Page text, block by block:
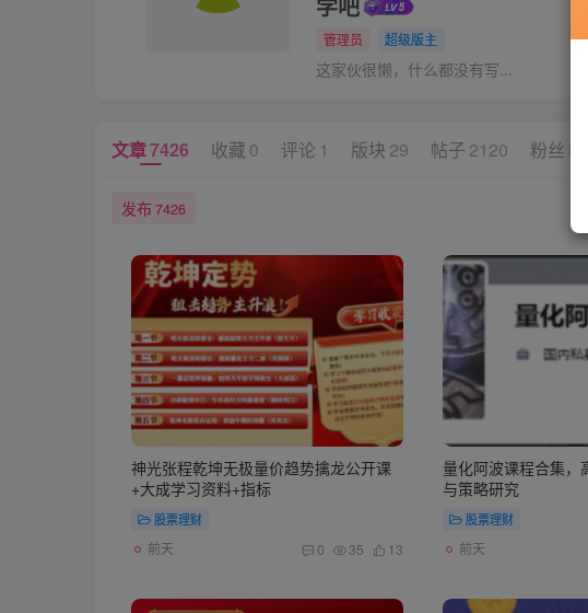
管理员 超级版主
这家伙很懒，什么都没有写...
文章7426 收藏 0 评论 1 版块 29 帖子 2120 粉丝 5
发布7426
神光张程乾坤无极量价趋势擒龙公开课
+大成学习资料+指标
股票理财
前天 0 35 13
量化阿波课程合集，
与策略研究
股票理财
前天